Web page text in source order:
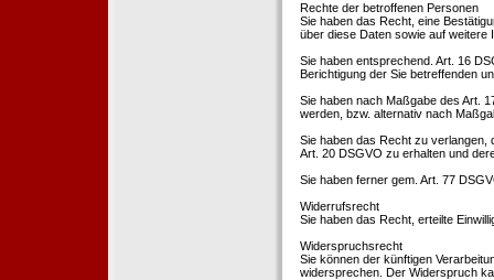
Rechte der betroffenen Personen
Sie haben das Recht, eine
über diese Daten sowie auf weitere
Sie haben entsprechend. Art. 16
Berichtigung der Sie betreffenden
Sie haben nach Maßgabe des Art.
werden, bzw. alternativ nach
Sie haben das Recht zu verlangen,
Art. 20 DSGVO zu erhalten und
Sie haben ferner gem. Art. 77
Widerrufsrecht
Sie haben das Recht, erteilte
Widerspruchsrecht
Sie können der künftigen
widersprechen. Der Widerspruch